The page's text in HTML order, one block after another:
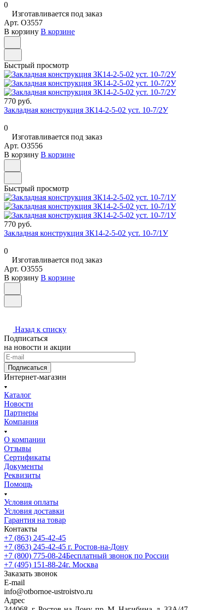
0
Изготавливается под заказ
Арт. O3557
В корзину В корзине
Быстрый просмотр
770 руб.
Закладная конструкция ЗК14-2-5-02 уст. 10-7/2У
0
Изготавливается под заказ
Арт. O3556
В корзину В корзине
Быстрый просмотр
770 руб.
Закладная конструкция ЗК14-2-5-02 уст. 10-7/1У
0
Изготавливается под заказ
Арт. O3555
В корзину В корзине
Назад к списку
Подписаться
на новости и акции
Подписаться
Интернет-магазин
Каталог
Новости
Партнеры
Компания
О компании
Отзывы
Сертификаты
Документы
Реквизиты
Помощь
Условия оплаты
Условия доставки
Гарантия на товар
Контакты
+7 (863) 245-42-45
+7 (863) 245-42-45 г. Ростов-на-Дону
+7 (800) 775-08-24Бесплатный звонок по России
+7 (495) 151-88-24г. Москва
Заказать звонок
E-mail
info@otbornoe-ustroistvo.ru
Адрес